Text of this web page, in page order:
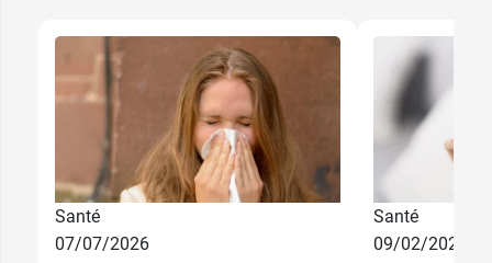
Santé
07/07/2026
Santé
09/02/2026